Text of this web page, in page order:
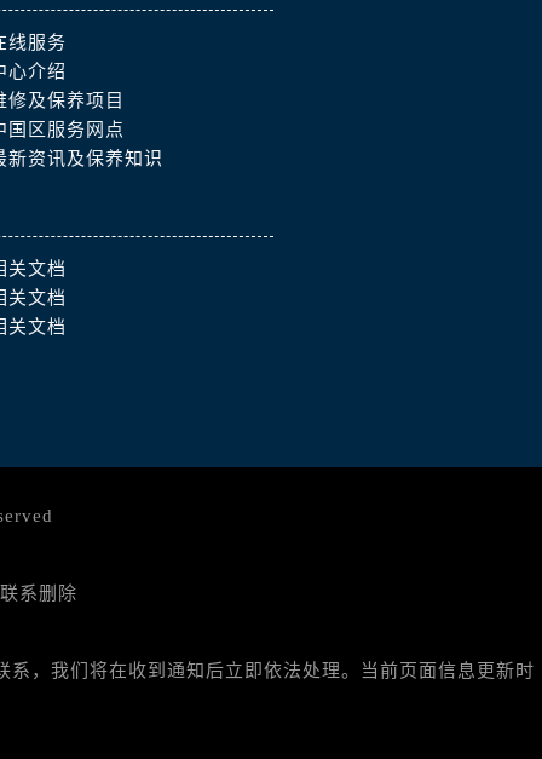
线服务
心介绍
修及保养项目
国区服务网点
新资讯及保养知识
关文档
关文档
关文档
系删除
，我们将在收到通知后立即依法处理。当前页面信息更新时